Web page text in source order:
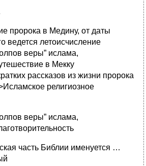
пророка в Медину, от даты
ведется летоисчисление
веры” ислама,
в Мекку
рассказов из жизни пророка
религиозное
веры” ислама,
часть Библии именуется …